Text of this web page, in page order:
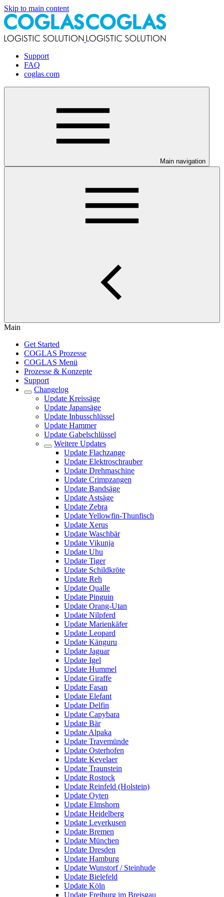
Skip to main content
Support
FAQ
coglas.com
Main navigation
Main
Get Started
COGLAS Prozesse
COGLAS Menü
Prozesse & Konzepte
Support
Changelog
Update Kreissäge
Update Japansäge
Update Inbusschlüssel
Update Hammer
Update Gabelschlüssel
Weitere Updates
Update Flachzange
Update Elektroschrauber
Update Drehmaschine
Update Crimpzangen
Update Bandsäge
Update Astsäge
Update Zebra
Update Yellowfin-Thunfisch
Update Xerus
Update Waschbär
Update Vikunja
Update Uhu
Update Tiger
Update Schildkröte
Update Reh
Update Qualle
Update Pinguin
Update Orang-Utan
Update Nilpferd
Update Marienkäfer
Update Leopard
Update Känguru
Update Jaguar
Update Igel
Update Hummel
Update Giraffe
Update Fasan
Update Elefant
Update Delfin
Update Capybara
Update Bär
Update Alpaka
Update Travemünde
Update Osterhofen
Update Kevelaer
Update Traunstein
Update Rostock
Update Reinfeld (Holstein)
Update Oyten
Update Elmshorn
Update Heidelberg
Update Leverkusen
Update Bremen
Update München
Update Dresden
Update Hamburg
Update Wunstorf / Steinhude
Update Bielefeld
Update Köln
Update Freiburg im Breisgau